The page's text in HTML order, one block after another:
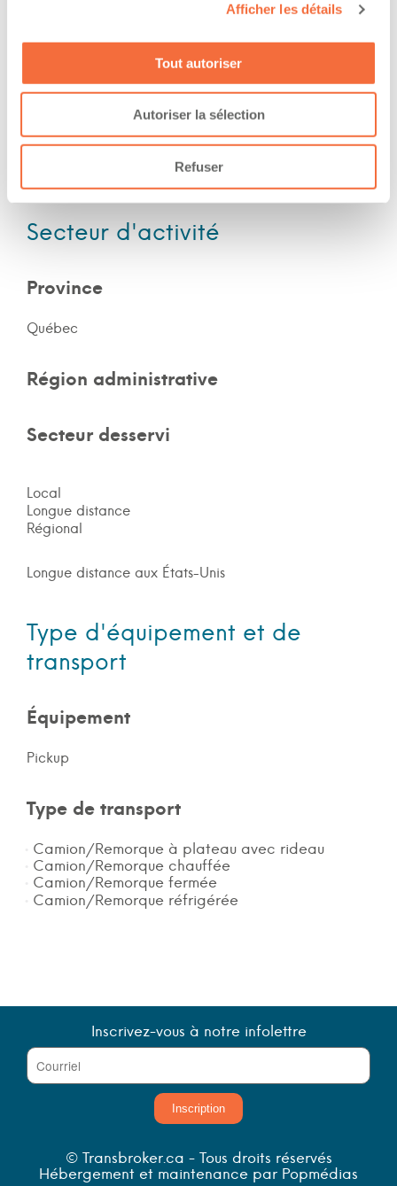
Afficher les détails
Tout autoriser
Autoriser la sélection
Refuser
Expérience
Nombre d'années d'expériences 10 ans
Secteur d'activité
Province
Québec
Région administrative
Secteur desservi
Local
Longue distance
Régional
Longue distance aux États-Unis
Type d'équipement et de
transport
Équipement
Pickup
Type de transport
Camion/Remorque à plateau avec rideau
Camion/Remorque chauffée
Camion/Remorque fermée
Camion/Remorque réfrigérée
Inscrivez-vous à notre infolettre
Inscription
© Transbroker.ca - Tous droits réservés
Hébergement et maintenance par Popmédias